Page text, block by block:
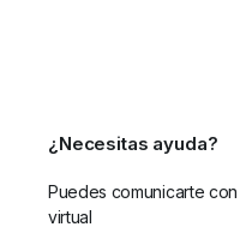
¿Necesitas ayuda?
Puedes comunicarte
virtual